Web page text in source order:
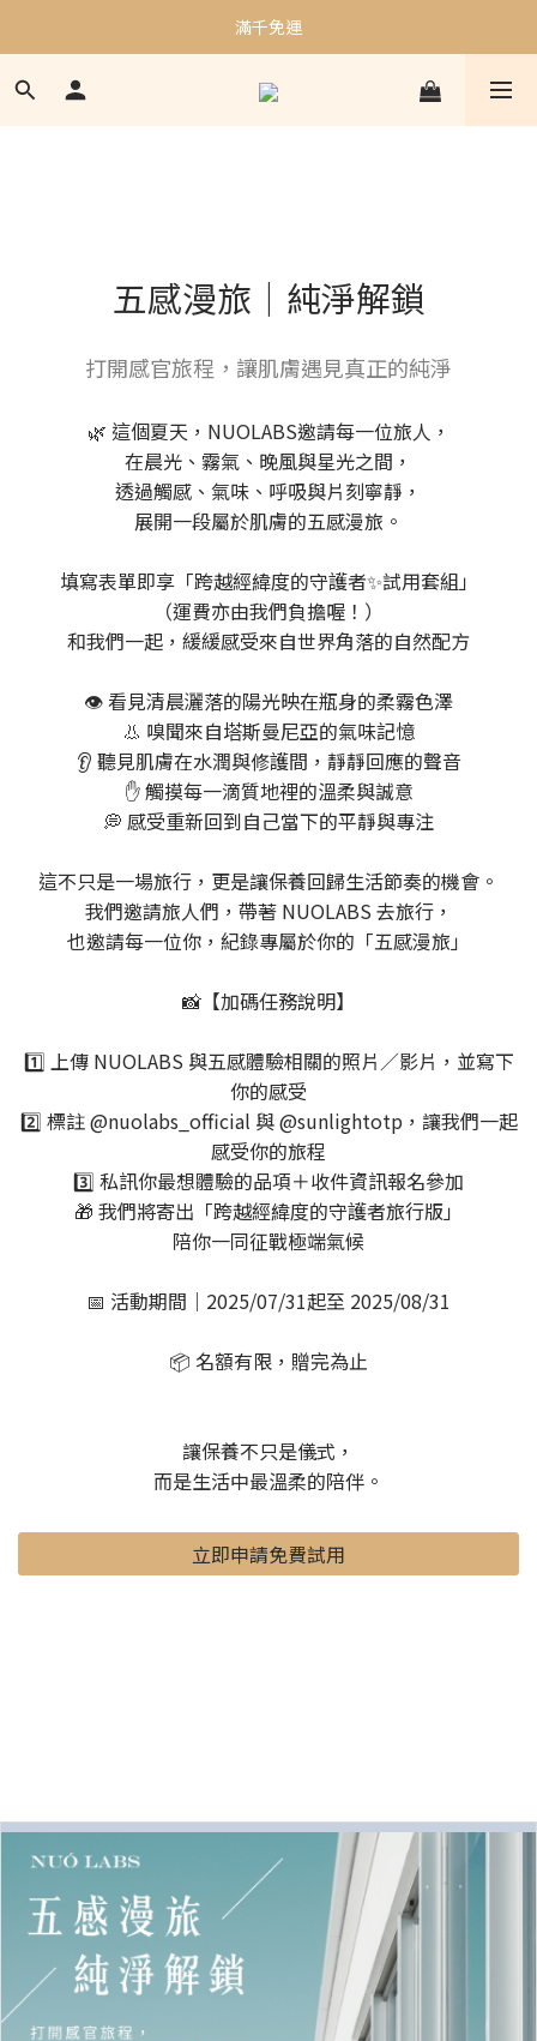
加入會員贈$50購物金｜邀請好友再贈$100購物金
滿千免運
加入會員贈$50購物金｜邀請好友再贈$100購物金
五感漫旅｜純淨解鎖
打開感官旅程，讓肌膚遇見真正的純淨
🌿 這個夏天，NUOLABS邀請每一位旅人，
在晨光、霧氣、晚風與星光之間，
透過觸感、氣味、呼吸與片刻寧靜，
展開一段屬於肌膚的五感漫旅。
填寫表單即享「跨越經緯度的守護者✨試用套組」
（運費亦由我們負擔喔！）
和我們一起，緩緩感受來自世界角落的自然配方
👁️ 看見清晨灑落的陽光映在瓶身的柔霧色澤
👃 嗅聞來自塔斯曼尼亞的氣味記憶
👂 聽見肌膚在水潤與修護間，靜靜回應的聲音
✋ 觸摸每一滴質地裡的溫柔與誠意
💭 感受重新回到自己當下的平靜與專注
這不只是一場旅行，更是讓保養回歸生活節奏的機會。
我們邀請旅人們，帶著 NUOLABS 去旅行，
也邀請每一位你，紀錄專屬於你的「五感漫旅」
📸【加碼任務說明】
1️⃣ 上傳 NUOLABS 與五感體驗相關的照片／影片，並寫下
你的感受
2️⃣ 標註 @nuolabs_official 與 @sunlightotp，讓我們一起
感受你的旅程
3️⃣ 私訊你最想體驗的品項＋收件資訊報名參加
🎁 我們將寄出「跨越經緯度的守護者旅行版」
陪你一同征戰極端氣候
📅 活動期間｜2025/07/31起至 2025/08/31
📦 名額有限，贈完為止
讓保養不只是儀式，
而是生活中最溫柔的陪伴。
立即申請免費試用